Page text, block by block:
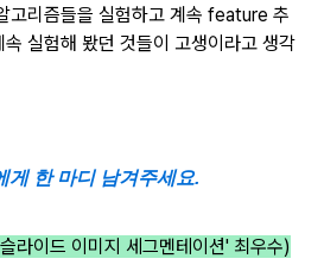
고리즘들을 실험하고 계속 feature 추
속 실험해 봤던 것들이 고생이라고 생각
한 마디 남겨주세요.
라이드 이미지 세그멘테이션' 최우수)